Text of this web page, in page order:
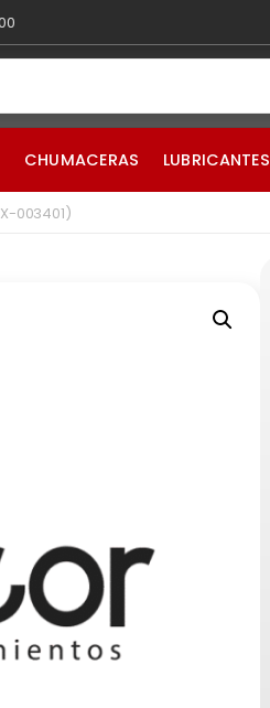
CHUMACERAS LUBRICANTES
003401)